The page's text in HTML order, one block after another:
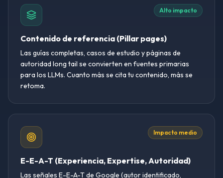
Alto impacto
Contenido de referencia (Pillar pages)
Las guías completas, casos de estudio y páginas de
autoridad long tail se convierten en fuentes primarias
para los LLMs. Cuanto más se cita tu contenido, más se
retoma.
Impacto medio
E-E-A-T (Experiencia, Expertise, Autoridad)
Las señales E-E-A-T de Google (autor identificado,